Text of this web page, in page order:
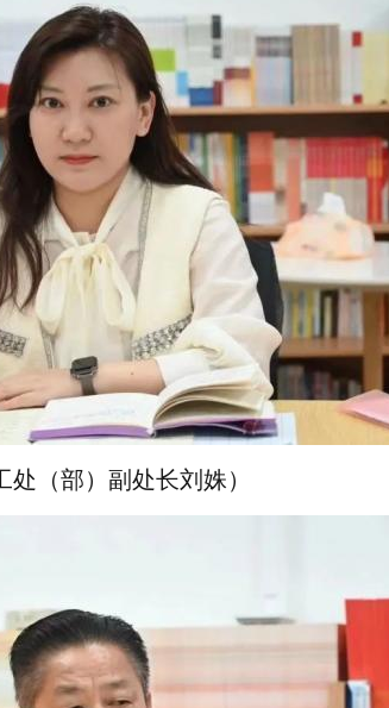
处（部）副处长刘姝）